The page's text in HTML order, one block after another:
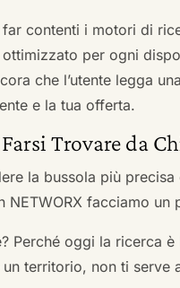
contenti i motori di
per ogni
che l’utente legga
e la tua offerta.
Farsi Trovare da
la bussola più
NETWORX facciamo
Perché oggi la ricerca
un territorio, non ti